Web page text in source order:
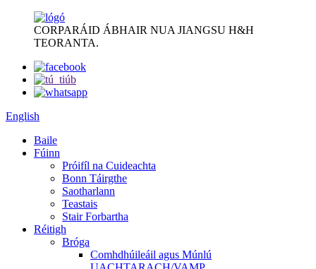
CORPARÁID ÁBHAIR NUA JIANGSU H&H
TEORANTA.
English
Baile
Fúinn
Próifíl na Cuideachta
Bonn Táirgthe
Saotharlann
Teastais
Stair Forbartha
Réitigh
Bróga
Comhdhúileáil agus Múnlú